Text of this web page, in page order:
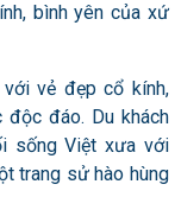
bình yên của xứ
với vẻ đẹp cổ kính,
độc đáo. Du khách
sống Việt xưa với
trang sử hào hùng